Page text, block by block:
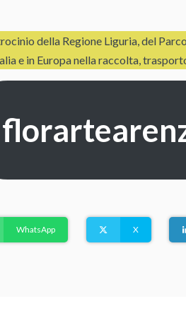
della Regione Liguria, del
e in Europa nella raccolta,
X
WhatsApp